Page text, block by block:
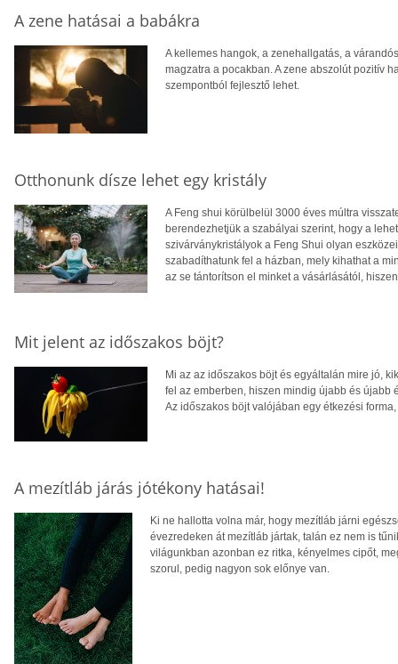
A zene hatásai a babákra
A kellemes hangok, a zenehallgatás, a
magzatra a pocakban. A zene abszolút pozitív
szempontból fejlesztő lehet.
Otthonunk dísze lehet egy kristály
A Feng shui körülbelül 3000 éves múltra
berendezhetjük a szabályai szerint, hogy a
szivárványkristályok a Feng Shui olyan
szabadíthatunk fel a házban, mely kihathat a
az se tántorítson el minket a vásárlásától,
Mit jelent az időszakos böjt?
Mi az az időszakos böjt és egyáltalán mire jó,
fel az emberben, hiszen mindig újabb és újabb
Az időszakos böjt valójában egy étkezési
A mezítláb járás jótékony hatásai!
Ki ne hallotta volna már, hogy mezítláb járni
évezredeken át mezítláb jártak, talán ez nem is
világunkban azonban ez ritka, kényelmes cipőt,
szorul, pedig nagyon sok előnye van.